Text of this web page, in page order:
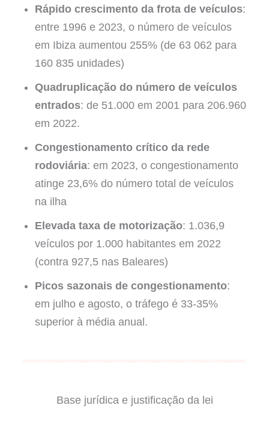
Rápido crescimento da frota de veículos:
entre 1996 e 2023, o número de veículos
em Ibiza aumentou 255% (de 63 062 para
160 835 unidades)
Quadruplicação do número de veículos
entrados: de 51.000 em 2001 para 206.960
em 2022.
Congestionamento crítico da rede
rodoviária: em 2023, o congestionamento
atinge 23,6% do número total de veículos
na ilha
Elevada taxa de motorização: 1.036,9
veículos por 1.000 habitantes em 2022
(contra 927,5 nas Baleares)
Picos sazonais de congestionamento:
em julho e agosto, o tráfego é 33-35%
superior à média anual.
Base jurídica e justificação da lei